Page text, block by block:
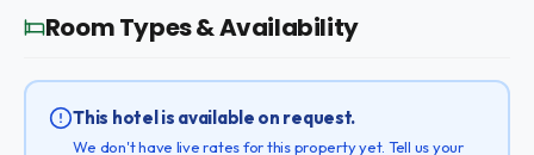
Room Types & Availability
This hotel is available on request.
We don't have live rates for this property yet. Tell us your